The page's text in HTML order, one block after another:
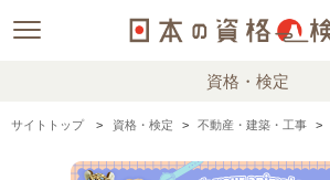
資格・検定
サイトトップ 資格・検定 不動産・建築・工事